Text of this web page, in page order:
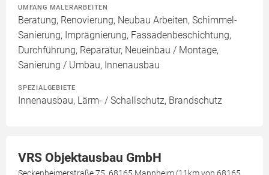
UMFANG MALERARBEITEN
Beratung, Renovierung, Neubau Arbeiten, Schimmel-
Sanierung, Imprägnierung, Fassadenbeschichtung,
Durchführung, Reparatur, Neueinbau / Montage,
Sanierung / Umbau, Innenausbau
SPEZIALGEBIETE
Innenausbau, Lärm- / Schallschutz, Brandschutz
VRS Objektausbau GmbH